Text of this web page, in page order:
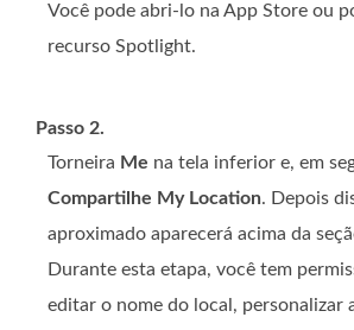
Você pode abri-lo na App Store ou
recurso Spotlight.
Passo 2.
Torneira Me na tela inferior e, em
Compartilhe My Location. Depois
aproximado aparecerá acima da
Durante esta etapa, você tem
editar o nome do local, personalizar